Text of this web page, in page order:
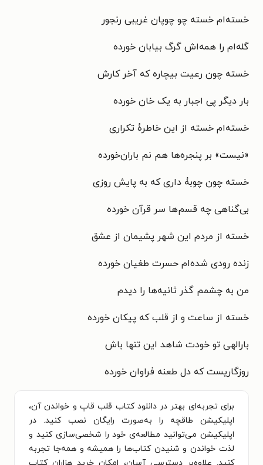
خسته‌ام خسته چو چوپان غریبی رنجور
گله‌ام را همه‌اش گرگ بیابان خورده
خسته چون رعیت بیچاره که آخر کارش
بار دیگر پی اجبار به یک خان خورده
خسته‌ام خسته از این خاطرۀ تکراری
«نیست» بر پنجره‌ها هم نم باران‌خورده
خسته چون چوبۀ داری که به پایش روزی
بی‌گناهی چه قسم‌ها سر قرآن خورده
خسته از مردم این شهر پشیمان از عشق
زنده رودی شده‌ام حسرت طغیان خورده
من به چشمم گذر ثانیه‌ها را دیدم
خسته از ساعت و از قلب که پیکان خورده
بارالهی تو خودت شاهد این تنها باش
روزگاریست که دل طعنه فراوان خورده
برای تجربه‌ای بهتر در دانلود کتاب قلب قاپ و خواندن آن،
اپلیکیشن طاقچه را به‌صورت رایگان نصب کنید. در
اپلیکیشن می‌توانید مطالعه‌ی خود را شخصی‌سازی کنید و
لذت خواندن و شنیدن کتاب‌ها را همیشه و همه‌جا تجربه
کنید. علاوه‌بر دسترسی آسان، امکان خرید هزاران کتاب